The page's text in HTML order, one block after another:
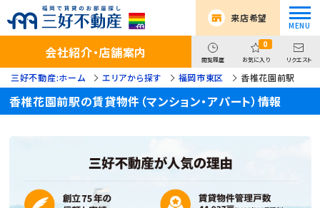
来店希望
会社紹介・店舗案内 閲覧履歴
0
お気に入り リクエスト
三好不動産:ホーム エリアから探す 福岡市東区 香椎花園前駅
香椎花園前駅の賃貸物件（マンション・アパート）情報